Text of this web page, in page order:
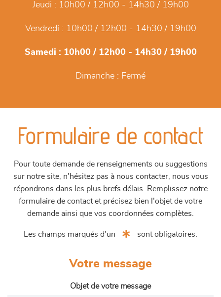
Jeudi : 10h00 / 12h00 - 14h30 / 19h00
Vendredi : 10h00 / 12h00 - 14h30 / 19h00
Samedi : 10h00 / 12h00 - 14h30 / 19h00
Dimanche : Fermé
Formulaire de contact
Pour toute demande de renseignements ou suggestions
sur notre site, n'hésitez pas à nous contacter, nous vous
répondrons dans les plus brefs délais. Remplissez notre
formulaire de contact et précisez bien l'objet de votre
demande ainsi que vos coordonnées complètes.
Les champs marqués d'un sont obligatoires.
Votre message
Objet de votre message